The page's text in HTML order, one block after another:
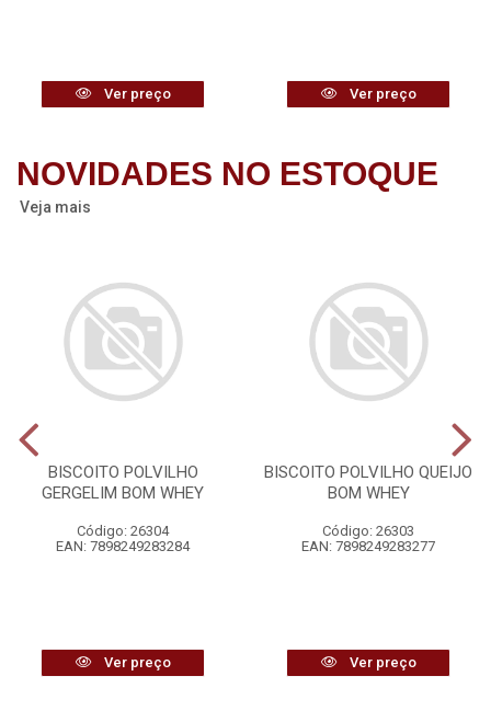
Ver preço Ver preço
NOVIDADES NO ESTOQUE
Veja mais
BISCOITO POLVILHO
GERGELIM BOM WHEY
Código: 26304
EAN: 7898249283284
Ver preço
BISCOITO POLVILHO QUEIJO
BOM WHEY
Código: 26303
EAN: 7898249283277
Ver preço